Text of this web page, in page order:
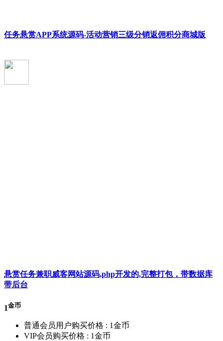
任务悬赏APP系统源码-活动营销三级分销返佣积分商城版
悬赏任务兼职威客网站源码,php开发的,完整打包，带数据库
带后台
1金币
普通会员用户购买价格 : 1金币
VIP会员购买价格 : 1金币